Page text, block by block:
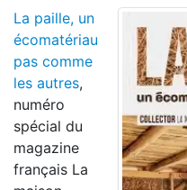
La paille, un
écomatériau
pas comme
les autres,
numéro
spécial du
magazine
français La